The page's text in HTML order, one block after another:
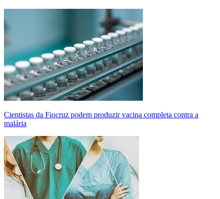
Cientistas da Fiocruz podem produzir vacina completa contra a
malária